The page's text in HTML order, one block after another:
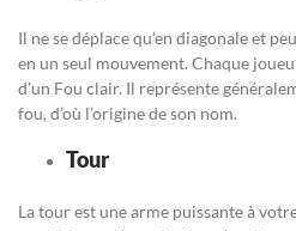
Il ne se déplace qu’en diagonale et
en un seul mouvement. Chaque
d’un Fou clair. Il représente
fou, d’où l’origine de son nom.
Tour
La tour est une arme puissante à